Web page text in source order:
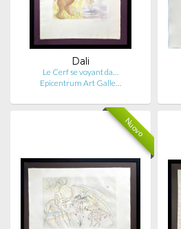
Dali
Le Cerf se voyant da…
Epicentrum Art Galle…
Nuovo